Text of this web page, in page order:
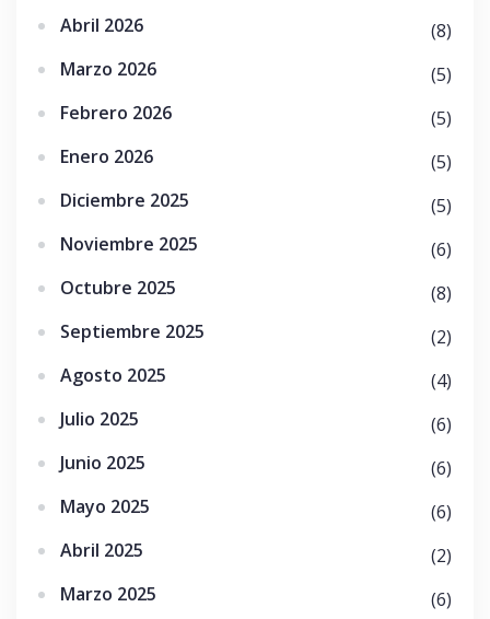
Abril 2026
(8)
Marzo 2026
(5)
Febrero 2026
(5)
Enero 2026
(5)
Diciembre 2025
(5)
Noviembre 2025
(6)
Octubre 2025
(8)
Septiembre 2025
(2)
Agosto 2025
(4)
Julio 2025
(6)
Junio 2025
(6)
Mayo 2025
(6)
Abril 2025
(2)
Marzo 2025
(6)